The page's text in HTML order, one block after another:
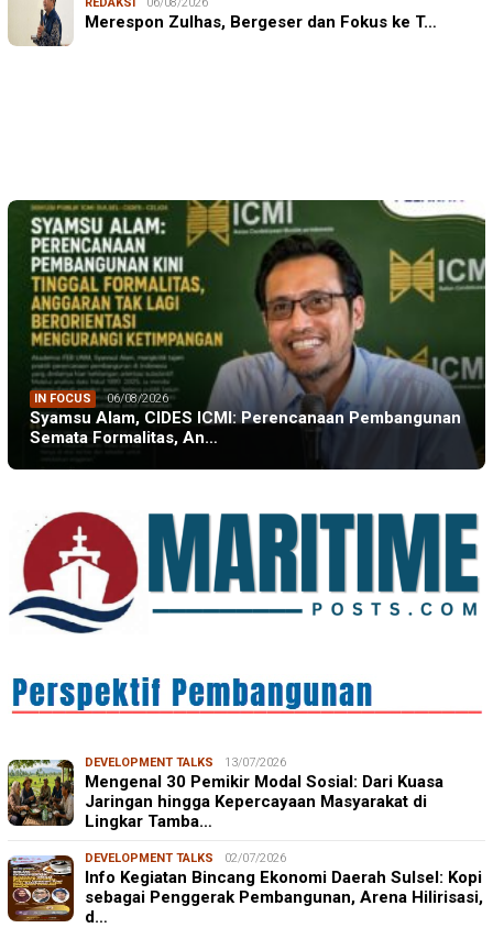
Merespon Zulhas, Bergeser dan Fokus ke T…
Mahasiswa KKN-T Unhas Edukasi Warga Desa Buae
Kenali Mikroorganisme Baik dan Jahat untuk Cegah
IN FOCUS 06/08/2026
Syamsu Alam, CIDES ICMI: Perencanaan Pembangunan
Semata Formalitas, An…
DEVELOPMENT TALKS 13/07/2026
Mengenal 30 Pemikir Modal Sosial: Dari Kuasa
Jaringan hingga Kepercayaan Masyarakat di
Lingkar Tamba…
DEVELOPMENT TALKS 02/07/2026
Info Kegiatan Bincang Ekonomi Daerah Sulsel: Kopi
sebagai Penggerak Pembangunan, Arena Hilirisasi,
d…